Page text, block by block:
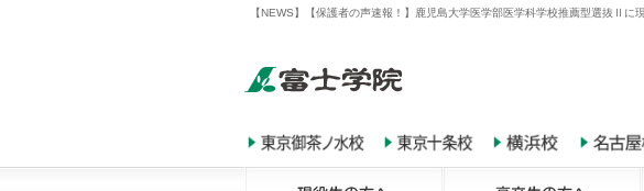
【NEWS】【保護者の声速報！】鹿児島大学医学部医学科学校推薦型選抜Ⅱ